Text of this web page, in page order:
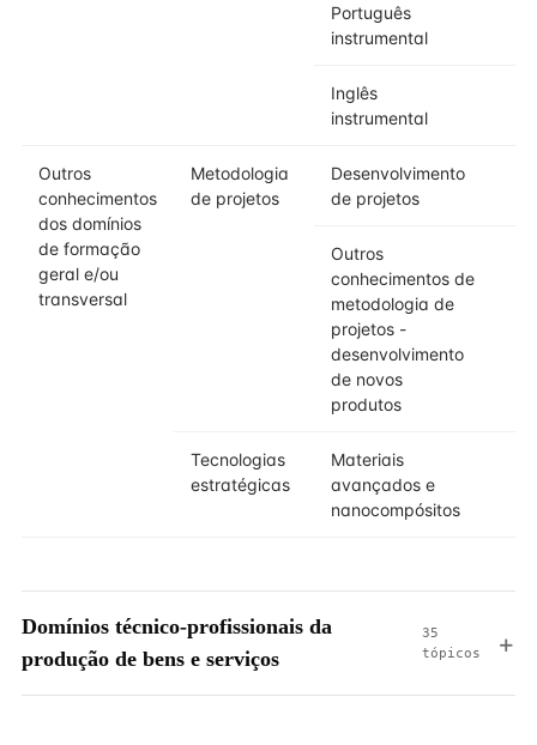
Português
instrumental
Inglês
instrumental
Outros
conhecimentos
dos domínios
de formação
geral e/ou
transversal
Metodologia
de projetos
Desenvolvimento
de projetos
Outros
conhecimentos de
metodologia de
projetos -
desenvolvimento
de novos
produtos
Tecnologias
estratégicas
Materiais
avançados e
nanocompósitos
Domínios técnico-profissionais da
produção de bens e serviços
35
tópicos